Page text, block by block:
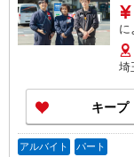
に
当
金額
年
売
埼
キープ
アルバイト パート